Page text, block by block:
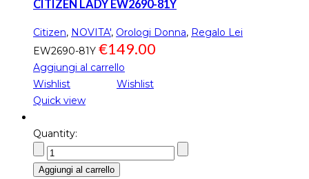
CITIZEN LADY EW2690-81Y
Citizen, NOVITA', Orologi Donna, Regalo Lei
EW2690-81Y €149.00
Aggiungi al carrello
Wishlist
Wishlist
Quick view
Quantity:
Aggiungi al carrello